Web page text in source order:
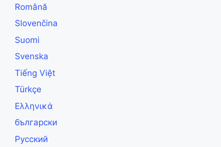
Română
Slovenčina
Suomi
Svenska
Tiếng Việt
Türkçe
Ελληνικά
български
Русский